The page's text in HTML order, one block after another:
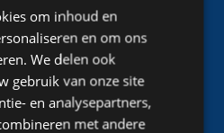
berichtom inhoud en
en om ons
We delen ook
gebruik van onze site
en analysepartners,
met andere